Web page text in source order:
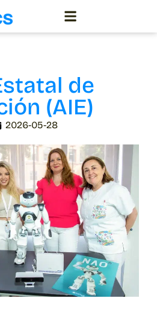
de
(AIE)
2026-05-28